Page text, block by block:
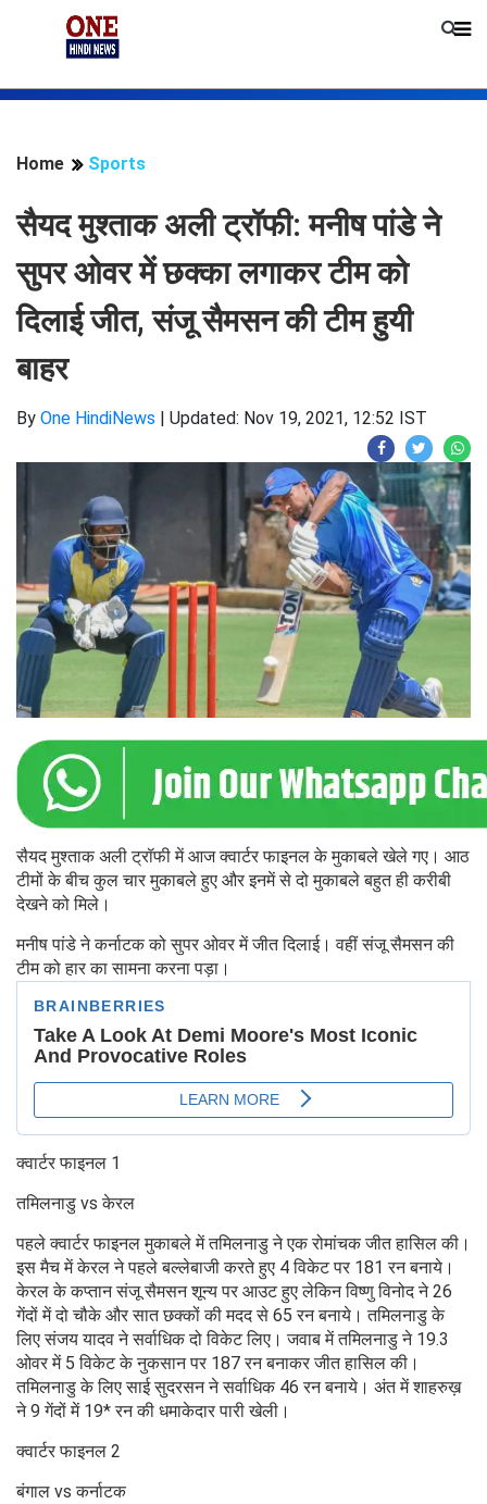
Home Sports
सैयद मुश्ताक अली ट्रॉफी: मनीष पांडे ने
सुपर ओवर में छक्का लगाकर टीम को
दिलाई जीत, संजू सैमसन की टीम हुयी
बाहर
By One HindiNews | Updated: Nov 19, 2021, 12:52 IST
सैयद मुश्ताक अली ट्रॉफी में आज क्वार्टर फाइनल के मुकाबले खेले गए। आठ
टीमों के बीच कुल चार मुकाबले हुए और इनमें से दो मुकाबले बहुत ही करीबी
देखने को मिले।
मनीष पांडे ने कर्नाटक को सुपर ओवर में जीत दिलाई। वहीं संजू सैमसन की
टीम को हार का सामना करना पड़ा।
क्वार्टर फाइनल 1
तमिलनाडु vs केरल
पहले क्वार्टर फाइनल मुकाबले में तमिलनाडु ने एक रोमांचक जीत हासिल की।
इस मैच में केरल ने पहले बल्लेबाजी करते हुए 4 विकेट पर 181 रन बनाये।
केरल के कप्तान संजू सैमसन शून्य पर आउट हुए लेकिन विष्णु विनोद ने 26
गेंदों में दो चौके और सात छक्कों की मदद से 65 रन बनाये। तमिलनाडु के
लिए संजय यादव ने सर्वाधिक दो विकेट लिए। जवाब में तमिलनाडु ने 19.3
ओवर में 5 विकेट के नुकसान पर 187 रन बनाकर जीत हासिल की।
तमिलनाडु के लिए साई सुदरसन ने सर्वाधिक 46 रन बनाये। अंत में शाहरुख़
ने 9 गेंदों में 19* रन की धमाकेदार पारी खेली।
क्वार्टर फाइनल 2
बंगाल vs कर्नाटक